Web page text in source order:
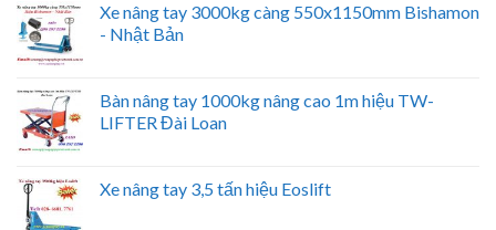
Xe nâng tay 3000kg càng 550x1150mm Bishamon
- Nhật Bản
Bàn nâng tay 1000kg nâng cao 1m hiệu TW-
LIFTER Đài Loan
Xe nâng tay 3,5 tấn hiệu Eoslift